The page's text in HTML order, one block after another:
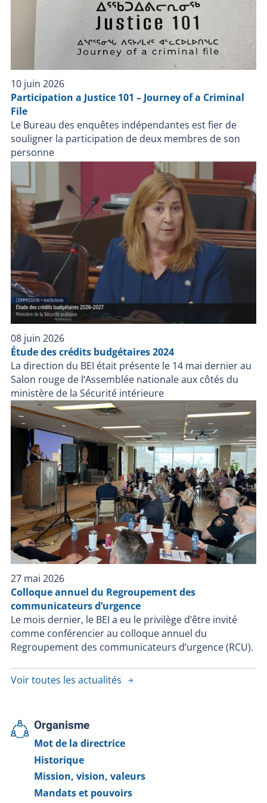
utilisée par un policier lors d’une intervention
policière ou durant sa détention par un corps de
police.
10 juin 2026
Participation a Justice 101 – Journey of a Criminal
File
Le Bureau des enquêtes indépendantes est fier de
souligner la participation de deux membres de son
personne
08 juin 2026
Étude des crédits budgétaires 2024
La direction du BEI était présente le 14 mai dernier au
Salon rouge de l’Assemblée nationale aux côtés du
ministère de la Sécurité intérieure
27 mai 2026
Colloque annuel du Regroupement des
communicateurs d’urgence
Le mois dernier, le BEI a eu le privilège d’être invité
comme conférencier au colloque annuel du
Regroupement des communicateurs d’urgence (RCU).
Voir toutes les actualités
Organisme
Mot de la directrice
Historique
Mission, vision, valeurs
Mandats et pouvoirs